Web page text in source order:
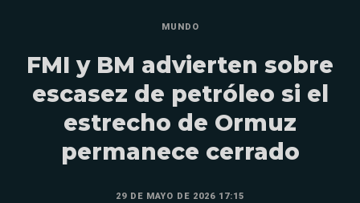
MUNDO
FMI y BM advierten sobre
escasez de petróleo si el
estrecho de Ormuz
permanece cerrado
29 DE MAYO DE 2026 17:15